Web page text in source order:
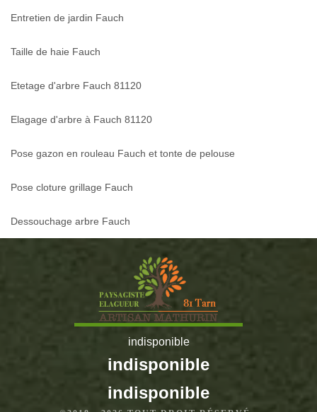
Entretien de jardin Fauch
Taille de haie Fauch
Etetage d'arbre Fauch 81120
Elagage d'arbre à Fauch 81120
Pose gazon en rouleau Fauch et tonte de pelouse
Pose cloture grillage Fauch
Dessouchage arbre Fauch
indisponible
indisponible
indisponible